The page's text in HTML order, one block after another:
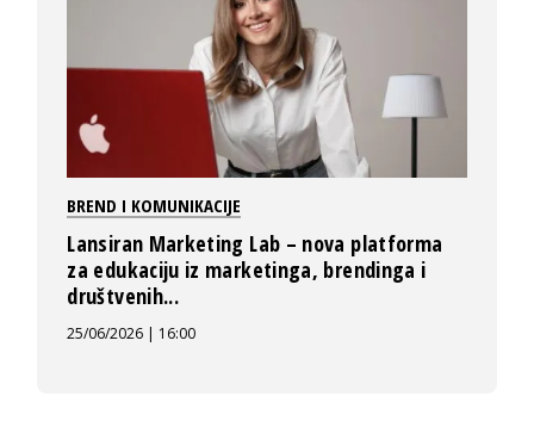
BREND I KOMUNIKACIJE
Lansiran Marketing Lab – nova platforma
za edukaciju iz marketinga, brendinga i
društvenih...
25/06/2026 | 16:00